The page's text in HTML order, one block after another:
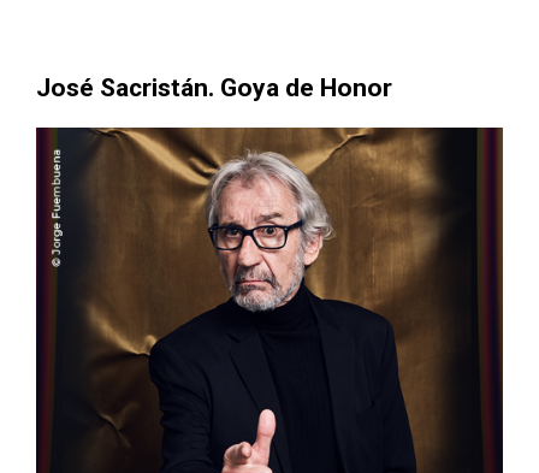
José Sacristán. Goya de Honor